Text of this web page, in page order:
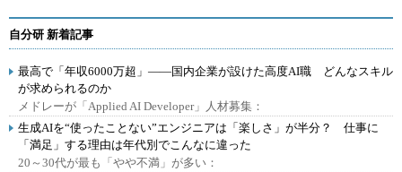
自分研 新着記事
最高で「年収6000万超」――国内企業が設けた高度AI職 どんなスキル
が求められるのか
メドレーが「Applied AI Developer」人材募集：
生成AIを“使ったことない”エンジニアは「楽しさ」が半分？ 仕事に
「満足」する理由は年代別でこんなに違った
20～30代が最も「やや不満」が多い：